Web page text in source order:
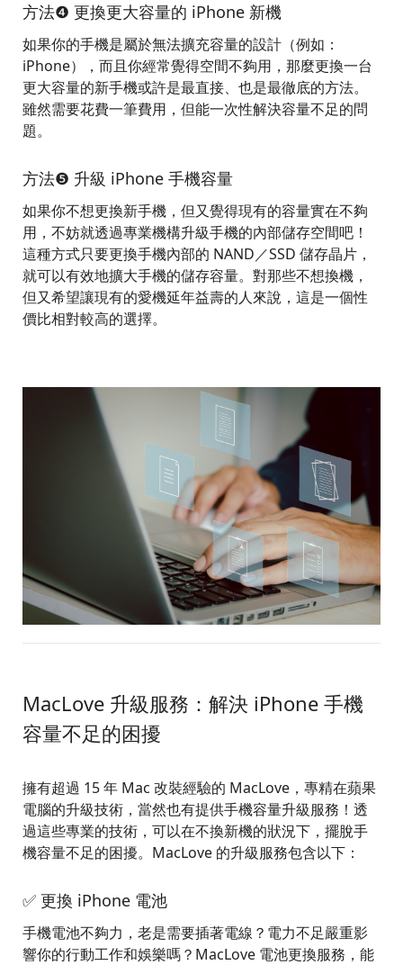
方法❹ 更換更大容量的 iPhone 新機
如果你的手機是屬於無法擴充容量的設計（例如：
iPhone），而且你經常覺得空間不夠用，那麼更換一台
更大容量的新手機或許是最直接、也是最徹底的方法。
雖然需要花費一筆費用，但能一次性解決容量不足的問
題。
方法❺ 升級 iPhone 手機容量
如果你不想更換新手機，但又覺得現有的容量實在不夠
用，不妨就透過專業機構升級手機的內部儲存空間吧！
這種方式只要更換手機內部的 NAND／SSD 儲存晶片，
就可以有效地擴大手機的儲存容量。對那些不想換機，
但又希望讓現有的愛機延年益壽的人來說，這是一個性
價比相對較高的選擇。
MacLove 升級服務：解決 iPhone 手機
容量不足的困擾
擁有超過 15 年 Mac 改裝經驗的 MacLove，專精在蘋果
電腦的升級技術，當然也有提供手機容量升級服務！透
過這些專業的技術，可以在不換新機的狀況下，擺脫手
機容量不足的困擾。MacLove 的升級服務包含以下：
✅ 更換 iPhone 電池
手機電池不夠力，老是需要插著電線？電力不足嚴重影
響你的行動工作和娛樂嗎？MacLove 電池更換服務，能